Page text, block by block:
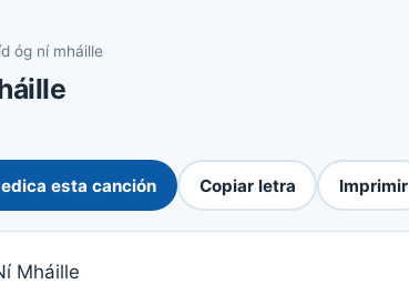
óg ní mháille
esta canción Copiar letra Imprimir
Mháille